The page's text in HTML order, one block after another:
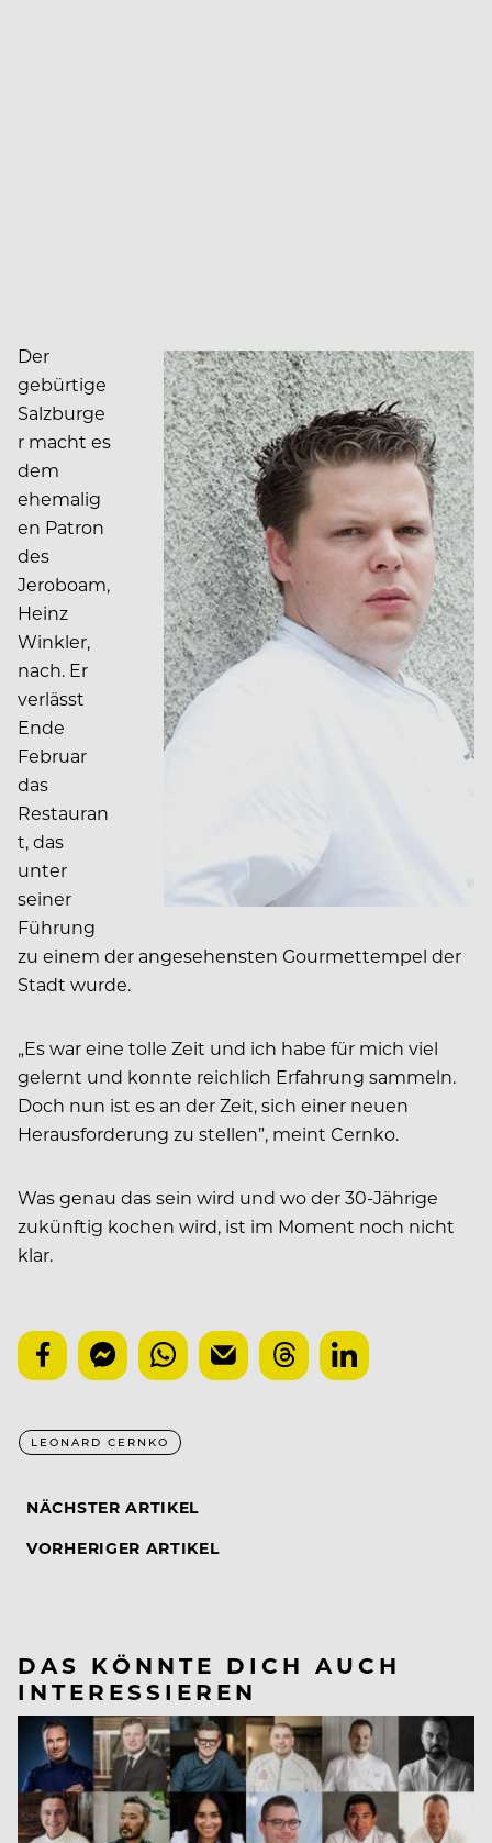
Der
gebürtige
Salzburge
r macht es
dem
ehemalig
en Patron
des
Jeroboam,
Heinz
Winkler,
nach. Er
verlässt
Ende
Februar
das
Restauran
t, das
unter
seiner
Führung
zu einem der angesehensten Gourmettempel der
Stadt wurde.
„Es war eine tolle Zeit und ich habe für mich viel
gelernt und konnte reichlich Erfahrung sammeln.
Doch nun ist es an der Zeit, sich einer neuen
Herausforderung zu stellen”, meint Cernko.
Was genau das sein wird und wo der 30-Jährige
zukünftig kochen wird, ist im Moment noch nicht
klar.
LEONARD CERNKO
NÄCHSTER ARTIKEL
VORHERIGER ARTIKEL
DAS KÖNNTE DICH AUCH
INTERESSIEREN